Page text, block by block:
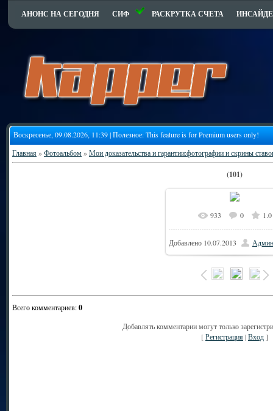
АНОНС НА СЕГОДНЯ СИФ РАСКРУТКА СЧЕТА
Воскресенье, 09.08.2026, 11:39 | Полезное:This feature is for Premium users only!
Главная»Фотоальбом»Мои доказательства и гарантии:фотографии и скрины
(101)
933 0 1.0
Добавлено 10.07.2013
Всего комментариев:0
Добавлять комментарии могут только
[Регистрация|Вход]